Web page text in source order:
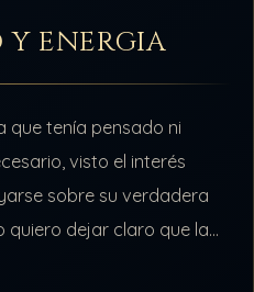
ENERGIA
que tenía pensado ni
visto el interés
sobre su verdadera
quiero dejar claro que la